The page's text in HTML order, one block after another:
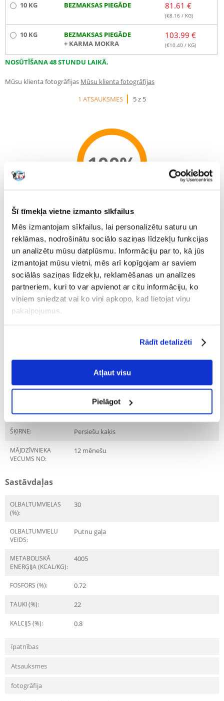
Šī tīmekļa vietne izmanto sīkfailus
Mēs izmantojam sīkfailus, lai personalizētu saturu un
reklāmas, nodrošinātu sociālo saziņas līdzekļu funkcijas
un analizētu mūsu datplūsmu. Informāciju par to, kā jūs
izmantojat mūsu vietni, mēs arī kopīgojam ar saviem
sociālās saziņas līdzekļu, reklamēšanas un analīzes
partneriem, kuri to var apvienot ar citu informāciju, ko
viņiem sniedzat vai ko viņi apkopo, kad lietojat viņu
pakalpojumus.
Rādīt detalizēti
Atļaut visu
Pielāgot
10 KG BEZMAKSAS PIEGĀDE 81.61 €
(€8.16 / KG)
10 KG
BEZMAKSAS PIEGĀDE
+ KARMA MOKRA
103.99 €
(€10.40 / KG)
NOSŪTĪŠANA 48 STUNDU LAIKĀ.
Mūsu klienta fotogrāfijas Mūsu klienta fotogrāfijas
1 ATSAUKSMES
5 z 5
100%
Recommend
100% KLIENTU IESAKA ŠO PRODUKTU
UZRAKSTĪT ATSAUKSMI
Raksturojums
Parametri
IEPAKOJUMA SVARS
(KG):
4
DZĪVES POSMS:
ĪPAŠAS PRASĪBAS: Ādas un kažoka kopšana
ŠĶIRNE: Persiešu kaķis
MĀJDZĪVNIEKA
VECUMS NO:
12 mēnešu
Sastāvdaļas
OLBALTUMVIELAS
(%):
30
OLBALTUMVIELU
VEIDS:
Putnu gaļa
METABOLISKĀ
ENERĢIJA (KCAL/KG):
4005
FOSFORS (%): 0.72
TAUKI (%): 22
KALCIJS (%): 0.8
īpatnības
Atsauksmes
fotogrāfija